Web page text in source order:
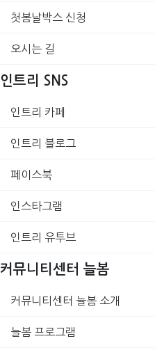
첫봄날박스 신청
오시는 길
인트리 SNS
인트리 카페
인트리 블로그
페이스북
인스타그램
인트리 유투브
커뮤니티센터 늘봄
커뮤니티센터 늘봄 소개
늘봄 프로그램